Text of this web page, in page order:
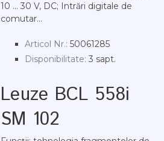
10 ... 30 V, DC; Intrări digitale de
comutar...
Articol Nr.: 50061285
Disponibilitate: 3 sapt.
Leuze BCL 558i
SM 102